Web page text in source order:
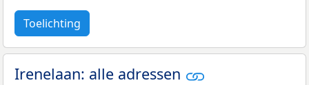
Toelichting
Irenelaan: alle adressen